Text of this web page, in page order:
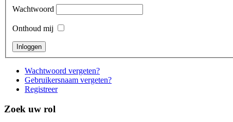
Wachtwoord
Onthoud mij
Wachtwoord vergeten?
Gebruikersnaam vergeten?
Registreer
Zoek uw rol